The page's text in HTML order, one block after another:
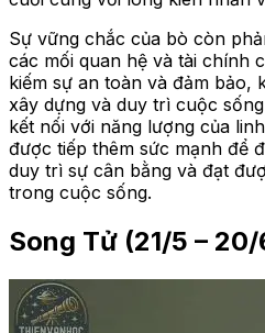
Sự vững chắc của bò còn
các mối quan hệ và tài chính
kiếm sự an toàn và đảm bảo,
xây dựng và duy trì cuộc
kết nối với năng lượng của
được tiếp thêm sức mạnh để
duy trì sự cân bằng và đạt
trong cuộc sống.
Song Tử (21/5 – 20/